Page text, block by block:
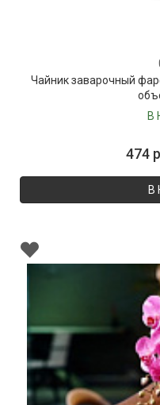
Чайник заварочный
В
474
В